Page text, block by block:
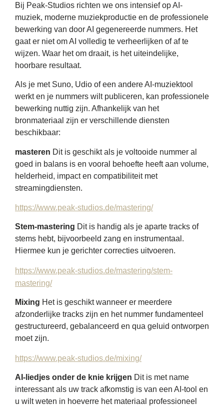
Bij Peak-Studios richten we ons intensief op AI-
muziek, moderne muziekproductie en de professionele
bewerking van door AI gegenereerde nummers. Het
gaat er niet om AI volledig te verheerlijken of af te
wijzen. Waar het om draait, is het uiteindelijke,
hoorbare resultaat.
Als je met Suno, Udio of een andere AI-muziektool
werkt en je nummers wilt publiceren, kan professionele
bewerking nuttig zijn. Afhankelijk van het
bronmateriaal zijn er verschillende diensten
beschikbaar:
masteren Dit is geschikt als je voltooide nummer al
goed in balans is en vooral behoefte heeft aan volume,
helderheid, impact en compatibiliteit met
streamingdiensten.
https://www.peak-studios.de/mastering/
Stem-mastering Dit is handig als je aparte tracks of
stems hebt, bijvoorbeeld zang en instrumentaal.
Hiermee kun je gerichter correcties uitvoeren.
https://www.peak-studios.de/mastering/stem-
mastering/
Mixing Het is geschikt wanneer er meerdere
afzonderlijke tracks zijn en het nummer fundamenteel
gestructureerd, gebalanceerd en qua geluid ontworpen
moet zijn.
https://www.peak-studios.de/mixing/
AI-liedjes onder de knie krijgen Dit is met name
interessant als uw track afkomstig is van een AI-tool en
u wilt weten in hoeverre het materiaal professioneel